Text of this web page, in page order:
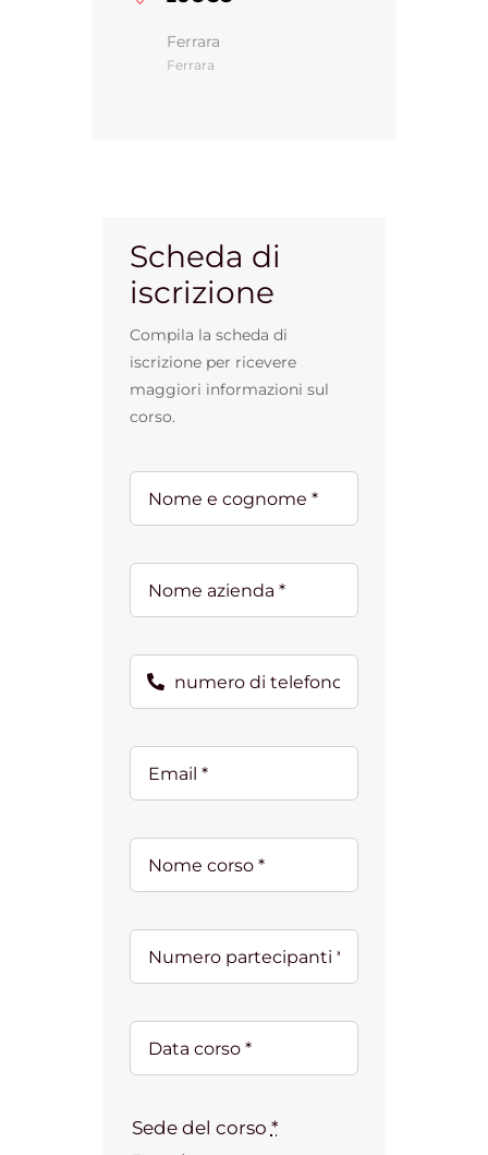
Gestione d’impresa
Ferrara
Ferrara
Scheda di
iscrizione
Compila la scheda di
iscrizione per ricevere
maggiori informazioni sul
corso.
Sede del corso *